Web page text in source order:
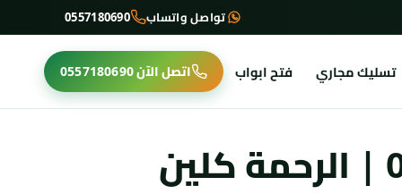
تواصل واتساب 0557180690
تسليك مجاري فتح ابواب اتصل الآن0557180690